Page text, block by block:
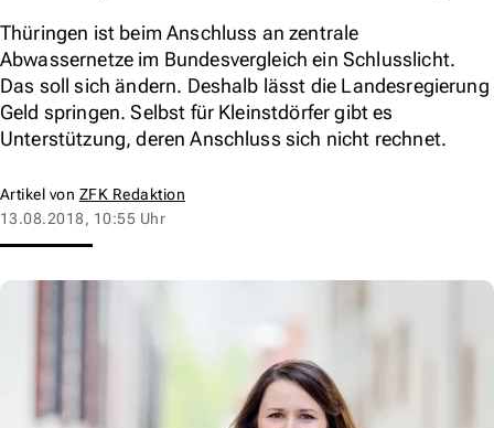
Thüringen ist beim Anschluss an zentrale
Abwassernetze im Bundesvergleich ein Schlusslicht.
Das soll sich ändern. Deshalb lässt die Landesregierung
Geld springen. Selbst für Kleinstdörfer gibt es
Unterstützung, deren Anschluss sich nicht rechnet.
Artikel von ZFK Redaktion
13.08.2018, 10:55 Uhr